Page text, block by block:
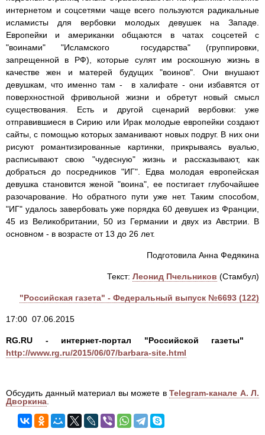
интернетом и соцсетями чаще всего пользуются радикальные
исламисты для вербовки молодых девушек на Западе.
Европейки и американки общаются в чатах соцсетей с
"воинами" "Исламского государства" (группировки,
запрещенной в РФ), которые сулят им роскошную жизнь в
качестве жен и матерей будущих "воинов". Они внушают
девушкам, что именно там - в халифате - они избавятся от
поверхностной фривольной жизни и обретут новый смысл
существования. Есть и другой сценарий вербовки: уже
отправившиеся в Сирию или Ирак молодые европейки создают
сайты, с помощью которых заманивают новых подруг. В них они
рисуют романтизированные картинки, прикрываясь вуалью,
расписывают свою "чудесную" жизнь и рассказывают, как
добраться до посредников "ИГ". Едва молодая европейская
девушка становится женой "воина", ее постигает глубочайшее
разочарование. Но обратного пути уже нет. Таким способом,
"ИГ" удалось завербовать уже порядка 60 девушек из Франции,
45 из Великобритании, 50 из Германии и двух из Австрии. В
основном - в возрасте от 13 до 26 лет.
Подготовила Анна Федякина
Текст: Леонид Пчельников (Стамбул)
"Российская газета" - Федеральный выпуск №6693 (122)
17:00 07.06.2015
RG.RU - интернет-портал "Российской газеты"
http://www.rg.ru/2015/06/07/barbara-site.html
Обсудить данный материал вы можете в Telegram-канале А. Л.
Дворкина